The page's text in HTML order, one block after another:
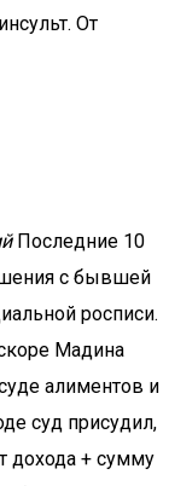
От
Последние 10
с бывшей
росписи.
Мадина
алиментов и
суд присудил,
дохода + сумму